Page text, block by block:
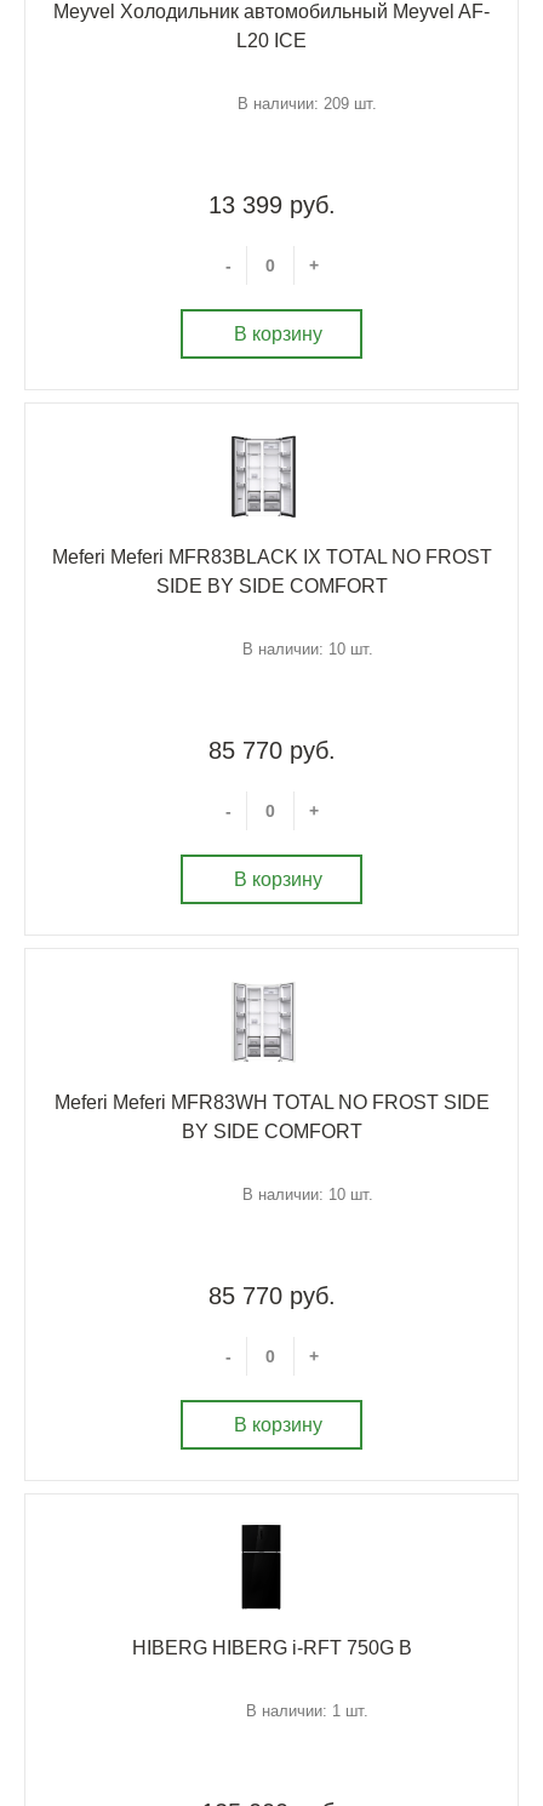
Meyvel Холодильник автомобильный Meyvel AF-
L20 ICE
В наличии: 209 шт.
13 399 руб.
- +
В корзину
Meferi Meferi MFR83BLACK IX TOTAL NO FROST
SIDE BY SIDE COMFORT
В наличии: 10 шт.
85 770 руб.
- +
В корзину
Meferi Meferi MFR83WH TOTAL NO FROST SIDE
BY SIDE COMFORT
В наличии: 10 шт.
85 770 руб.
- +
В корзину
HIBERG HIBERG i-RFT 750G B
В наличии: 1 шт.